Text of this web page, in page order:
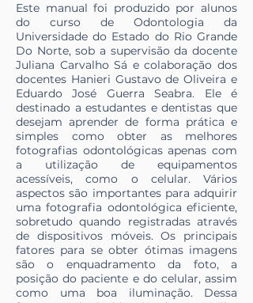
Este manual foi produzido por alunos
do curso de Odontologia da
Universidade do Estado do Rio Grande
Do Norte, sob a supervisão da docente
Juliana Carvalho Sá e colaboração dos
docentes Hanieri Gustavo de Oliveira e
Eduardo José Guerra Seabra. Ele é
destinado a estudantes e dentistas que
desejam aprender de forma prática e
simples como obter as melhores
fotografias odontológicas apenas com
a utilização de equipamentos
acessíveis, como o celular. Vários
aspectos são importantes para adquirir
uma fotografia odontológica eficiente,
sobretudo quando registradas através
de dispositivos móveis. Os principais
fatores para se obter ótimas imagens
são o enquadramento da foto, a
posição do paciente e do celular, assim
como uma boa iluminação. Dessa